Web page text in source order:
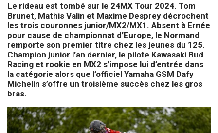
Le rideau est tombé sur le 24MX Tour 2024. Tom
Brunet, Mathis Valin et Maxime Desprey décrochent
les trois couronnes junior/MX2/MX1. Absent à Ernée
pour cause de championnat d’Europe, le Normand
remporte son premier titre chez les jeunes du 125.
Champion junior l’an dernier, le pilote Kawasaki Bud
Racing et rookie en MX2 s’impose lui d’entrée dans
la catégorie alors que l’officiel Yamaha GSM Dafy
Michelin s’offre un troisième succès chez les gros
bras.